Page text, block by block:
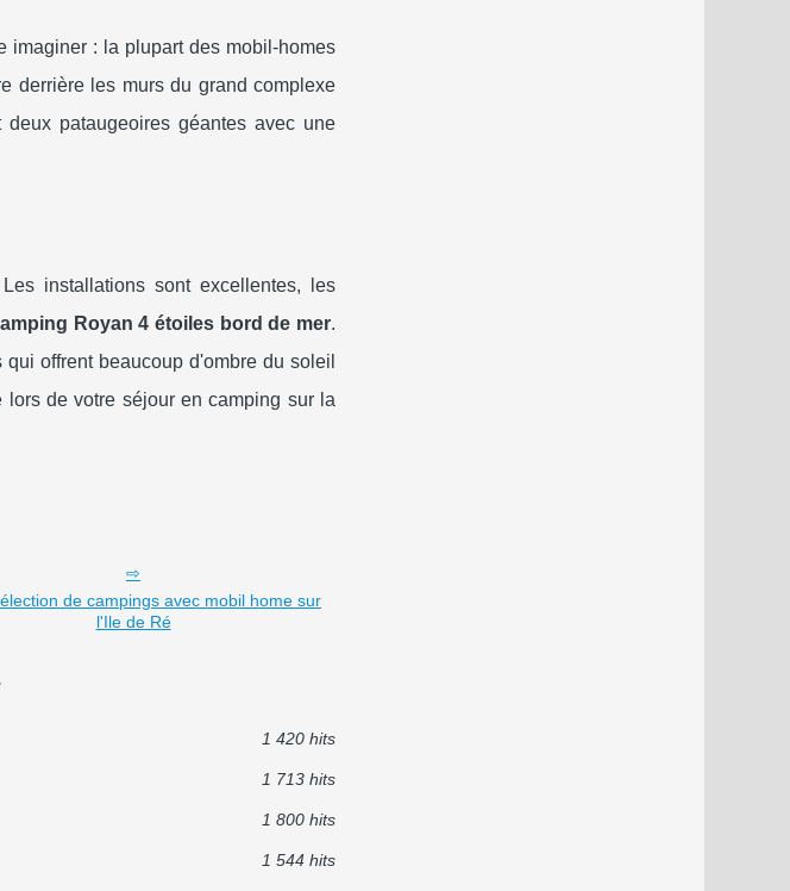
imaginer : la plupart des mobil-homes
derrière les murs du grand complexe
pataugeoires géantes avec une
installations sont excellentes, les
Royan 4 étoiles bord de mer.
offrent beaucoup d'ombre du soleil
de votre séjour en camping sur la
de campings avec mobil home sur
l'Ile de Ré
1 420 hits
1 713 hits
1 800 hits
1 544 hits